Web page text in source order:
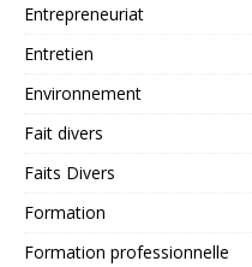
Entrepreneuriat
Entretien
Environnement
Fait divers
Faits Divers
Formation
Formation professionnelle